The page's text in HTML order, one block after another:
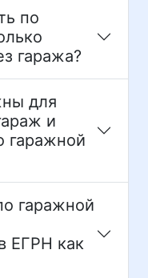
по
гаража?
для
и
гаражной
гаражной
ЕГРН как